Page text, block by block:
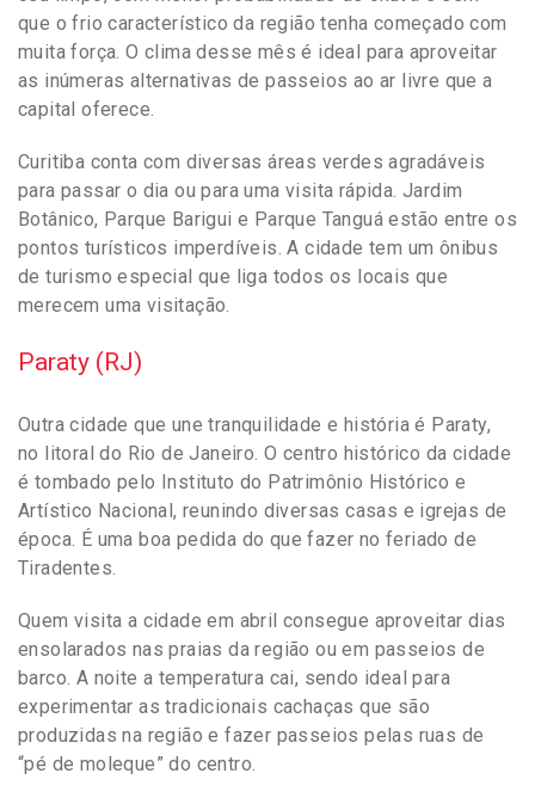
que o frio característico da região tenha começado com
muita força. O clima desse mês é ideal para aproveitar
as inúmeras alternativas de passeios ao ar livre que a
capital oferece.
Curitiba conta com diversas áreas verdes agradáveis
para passar o dia ou para uma visita rápida. Jardim
Botânico, Parque Barigui e Parque Tanguá estão entre os
pontos turísticos imperdíveis. A cidade tem um ônibus
de turismo especial que liga todos os locais que
merecem uma visitação.
Paraty (RJ)
Outra cidade que une tranquilidade e história é Paraty,
no litoral do Rio de Janeiro. O centro histórico da cidade
é tombado pelo Instituto do Patrimônio Histórico e
Artístico Nacional, reunindo diversas casas e igrejas de
época. É uma boa pedida do que fazer no feriado de
Tiradentes.
Quem visita a cidade em abril consegue aproveitar dias
ensolarados nas praias da região ou em passeios de
barco. A noite a temperatura cai, sendo ideal para
experimentar as tradicionais cachaças que são
produzidas na região e fazer passeios pelas ruas de
“pé de moleque” do centro.